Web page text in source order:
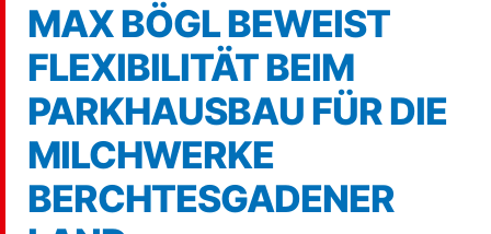
MAX BÖGL BEWEIST
FLEXIBILITÄT BEIM
PARKHAUSBAU FÜR DIE
MILCHWERKE
BERCHTESGADENER